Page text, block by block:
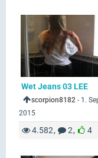
Wet Jeans 03 LEE
scorpion8182 - 1.
2015
4.582 2 4